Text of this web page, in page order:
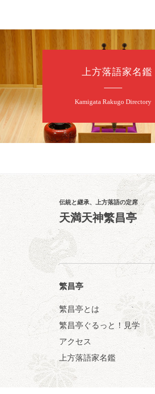
上方落語家名鑑
Kamigata Rakugo Directory
伝統と継承、上方落語の定席
天満天神繁昌亭
繁昌亭
繁昌亭とは
繁昌亭ぐるっと！見学
アクセス
上方落語家名鑑